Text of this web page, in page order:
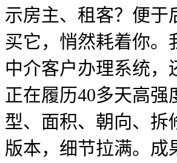
示房主、租客？便于
买它，悄然耗着你。
中介客户办理系统，
正在履历40多天高
型、面积、朝向、拆
版本，细节拉满。成